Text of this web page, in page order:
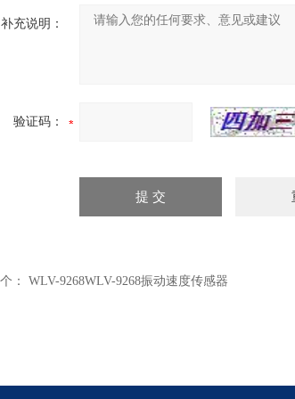
补充说明：
验证码：
： WLV-9268WLV-9268振动速度传感器